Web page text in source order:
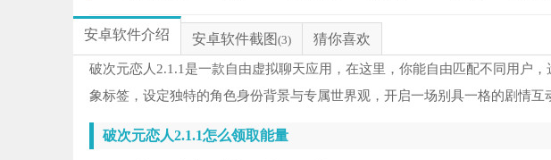
安卓软件介绍 安卓软件截图 (3) 猜你喜欢
破次元恋人2.1.1是一款自由虚拟聊天应用，在这里，你能自由匹配不同用户
象标签，设定独特的角色身份背景与专属世界观，开启一场别具一格的剧情互
破次元恋人2.1.1怎么领取能量